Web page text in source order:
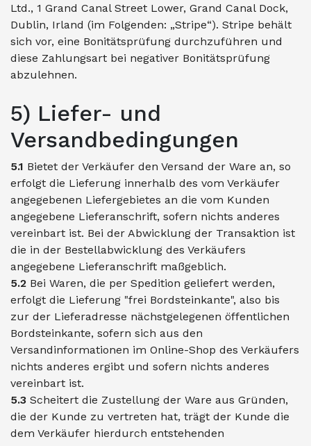
Ltd., 1 Grand Canal Street Lower, Grand Canal Dock,
Dublin, Irland (im Folgenden: „Stripe“). Stripe behält
sich vor, eine Bonitätsprüfung durchzuführen und
diese Zahlungsart bei negativer Bonitätsprüfung
abzulehnen.
5) Liefer- und
Versandbedingungen
5.1 Bietet der Verkäufer den Versand der Ware an, so
erfolgt die Lieferung innerhalb des vom Verkäufer
angegebenen Liefergebietes an die vom Kunden
angegebene Lieferanschrift, sofern nichts anderes
vereinbart ist. Bei der Abwicklung der Transaktion ist
die in der Bestellabwicklung des Verkäufers
angegebene Lieferanschrift maßgeblich.
5.2 Bei Waren, die per Spedition geliefert werden,
erfolgt die Lieferung "frei Bordsteinkante", also bis
zur der Lieferadresse nächstgelegenen öffentlichen
Bordsteinkante, sofern sich aus den
Versandinformationen im Online-Shop des Verkäufers
nichts anderes ergibt und sofern nichts anderes
vereinbart ist.
5.3 Scheitert die Zustellung der Ware aus Gründen,
die der Kunde zu vertreten hat, trägt der Kunde die
dem Verkäufer hierdurch entstehenden